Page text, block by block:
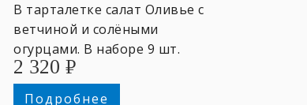
В тарталетке салат Оливье с
ветчиной и солёными
огурцами. В наборе 9 шт.
тарталеток.
2 320 ₽
Подробнее